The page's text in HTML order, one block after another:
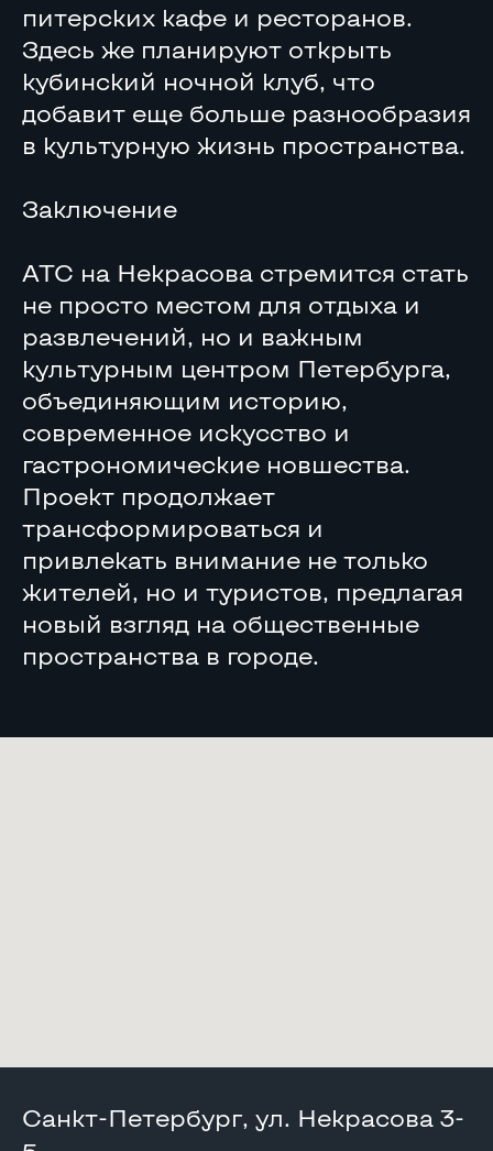
питерских кафе и ресторанов.
Здесь же планируют открыть
кубинский ночной клуб, что
добавит еще больше разнообразия
в культурную жизнь пространства.
Заключение
АТС на Некрасова стремится стать
не просто местом для отдыха и
развлечений, но и важным
культурным центром Петербурга,
объединяющим историю,
современное искусство и
гастрономические новшества.
Проект продолжает
трансформироваться и
привлекать внимание не только
жителей, но и туристов, предлагая
новый взгляд на общественные
пространства в городе.
Санкт-Петербург, ул. Некрасова 3-